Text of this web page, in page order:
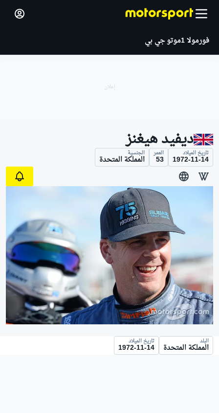
فورمولا 1 موتو جي بي
ديفيد هيغنز
تاريخ الميلاد
1972-11-14
العمر
53
الجنسية
المملكة المتحدة
البلد
المملكة المتحدة
تاريخ الميلاد
1972-11-14